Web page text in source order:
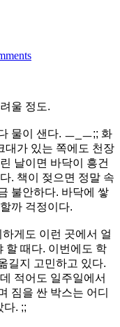
울 정도.
물이 샌다. ㅡ_ㅡ;; 화
대가 있는 쪽에도 천장
날이면 바닥이 흥건
. 책이 젖으면 정말 속
불안하다. 바닥에 쌓
까 걱정이다.
게도 이런 곳에서 얼
할 때다. 이번에도 학
길지 고민하고 있다.
적어도 일주일에서
짐을 싼 박스는 어디
다. ;;